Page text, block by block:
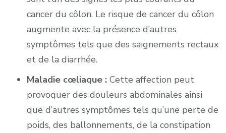
cancer du côlon. Le risque de cancer du côlon
augmente avec la présence d’autres
symptômes tels que des saignements rectaux
et de la diarrhée.
Maladie cœliaque :Cette affection peut
provoquer des douleurs abdominales ainsi
que d’autres symptômes tels qu’une perte de
poids, des ballonnements, de la constipation